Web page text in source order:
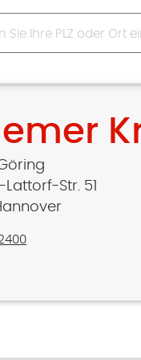
Str. 51